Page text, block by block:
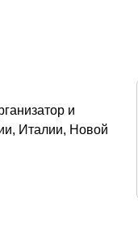
и
Италии, Новой